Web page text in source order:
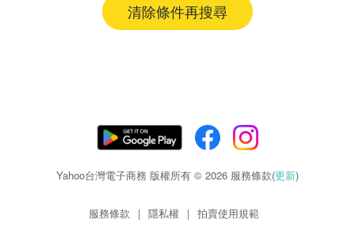
清除條件再搜尋
Yahoo台灣電子商務 版權所有 © 2026 服務條款(更新)
服務條款 | 隱私權 | 拍賣使用規範